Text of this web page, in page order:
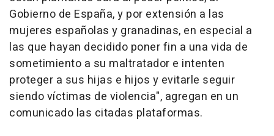
Gobierno de España, y por extensión a las
mujeres españolas y granadinas, en especial a
las que hayan decidido poner fin a una vida de
sometimiento a su maltratador e intenten
proteger a sus hijas e hijos y evitarle seguir
siendo víctimas de violencia", agregan en un
comunicado las citadas plataformas.